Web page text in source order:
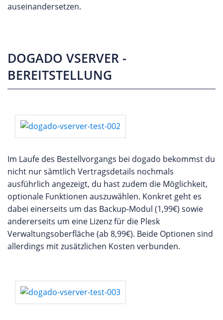
auseinandersetzen.
DOGADO VSERVER -
BEREITSTELLUNG
Im Laufe des Bestellvorgangs bei dogado bekommst du
nicht nur sämtlich Vertragsdetails nochmals
ausführlich angezeigt, du hast zudem die Möglichkeit,
optionale Funktionen auszuwählen. Konkret geht es
dabei einerseits um das Backup-Modul (1,99€) sowie
andererseits um eine Lizenz für die Plesk
Verwaltungsoberfläche (ab 8,99€). Beide Optionen sind
allerdings mit zusätzlichen Kosten verbunden.